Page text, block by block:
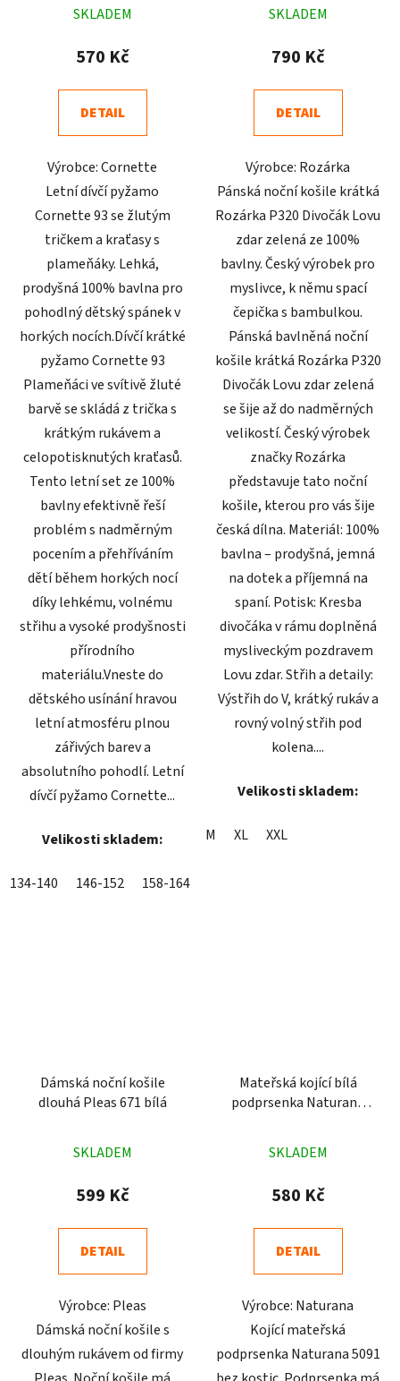
hodnocení
produktu
4,7
z
hvězdiček.
SKLADEM
570 Kč
DETAIL
Výrobce: Cornette
Letní dívčí pyžamo
Cornette 93 se žlutým
tričkem a kraťasy s
plameňáky. Lehká,
prodyšná 100% bavlna pro
pohodlný dětský spánek v
horkých nocích.Dívčí krátké
pyžamo Cornette 93
Plameňáci ve svítivě žluté
barvě se skládá z trička s
krátkým rukávem a
celopotisknutých kraťasů.
Tento letní set ze 100%
bavlny efektivně řeší
problém s nadměrným
pocením a přehříváním
dětí během horkých nocí
díky lehkému, volnému
střihu a vysoké prodyšnosti
přírodního
materiálu.Vneste do
dětského usínání hravou
letní atmosféru plnou
zářivých barev a
absolutního pohodlí. Letní
dívčí pyžamo Cornette...
Velikosti skladem:
134-140 146-152 158-164
hodnocení
produktu
4,8
z
hvězdiček.
SKLADEM
790 Kč
DETAIL
Výrobce: Rozárka
Pánská noční košile krátká
Rozárka P320 Divočák Lovu
zdar zelená ze 100%
bavlny. Český výrobek pro
myslivce, k němu spací
čepička s bambulkou.
Pánská bavlněná noční
košile krátká Rozárka P320
Divočák Lovu zdar zelená
se šije až do nadměrných
velikostí. Český výrobek
značky Rozárka
představuje tato noční
košile, kterou pro vás šije
česká dílna. Materiál: 100%
bavlna – prodyšná, jemná
na dotek a příjemná na
spaní. Potisk: Kresba
divočáka v rámu doplněná
mysliveckým pozdravem
Lovu zdar. Střih a detaily:
Výstřih do V, krátký rukáv a
rovný volný střih pod
kolena....
Velikosti skladem:
M XL XXL
Dámská noční košile
dlouhá Pleas 671 bílá
hodnocení
produktu
4,7
z
hvězdiček.
SKLADEM
599 Kč
DETAIL
Výrobce: Pleas
Dámská noční košile s
dlouhým rukávem od firmy
Mateřská kojící bílá
podprsenka Naturana
hodnocení
produktu
4,8
z
hvězdiček.
SKLADEM
580 Kč
DETAIL
Výrobce: Naturana
Kojící mateřská
podprsenka Naturana 5091